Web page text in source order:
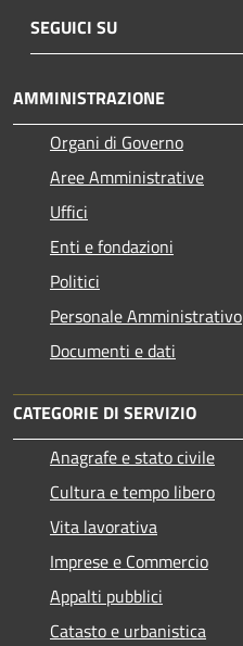
SEGUICI SU
AMMINISTRAZIONE
Organi di Governo
Aree Amministrative
Uffici
Enti e fondazioni
Politici
Personale Amministrativo
Documenti e dati
CATEGORIE DI SERVIZIO
Anagrafe e stato civile
Cultura e tempo libero
Vita lavorativa
Imprese e Commercio
Appalti pubblici
Catasto e urbanistica